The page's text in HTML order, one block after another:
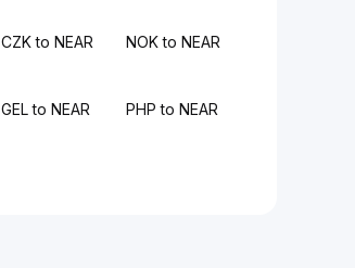
CZK to NEAR NOK to NEAR
GEL to NEAR PHP to NEAR